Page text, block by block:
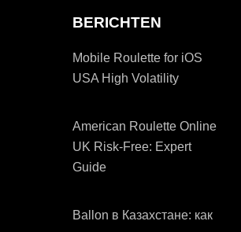
BERICHTEN
Mobile Roulette for iOS
USA High Volatility
American Roulette Online
UK Risk-Free: Expert
Guide
Ballon в Казахстане: как